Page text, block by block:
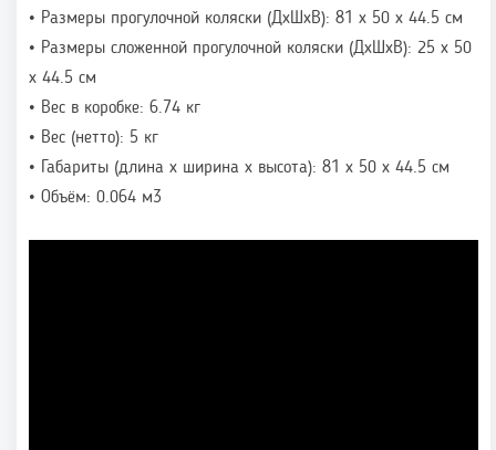
• Размеры прогулочной коляски (ДхШхВ): 81 х 50 х 44.5 см
• Размеры сложенной прогулочной коляски (ДхШхВ): 25 х 50
х 44.5 см
• Вес в коробке: 6.74 кг
• Вес (нетто): 5 кг
• Габариты (длина x ширина x высота): 81 х 50 х 44.5 см
• Объём: 0.064 м3